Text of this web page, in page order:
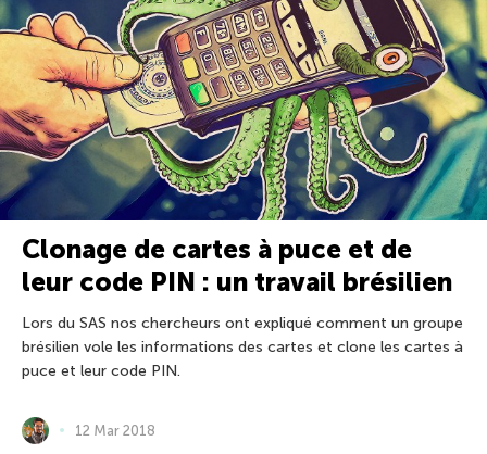
Clonage de cartes à puce et de
leur code PIN : un travail brésilien
Lors du SAS nos chercheurs ont expliqué comment un groupe
brésilien vole les informations des cartes et clone les cartes à
puce et leur code PIN.
12 Mar 2018